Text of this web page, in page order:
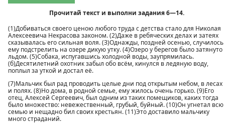
Прочитай текст и выполни задания 6—14.
(1)Добиваться своего ценою любого труда с детства стало для Николая
Алексеевича Некрасова законом. (2)Даже в ребяческих делах и затеях
сказывалась его сильная воля. (З)Однажды, поздней осенью, случилось
ему подстрелить на озере дикую утку. (4)Озеро у берегов было затянуто
льдом. (5)Собака, испугавшись холодной воды, заупрямилась.
(б)Десятилетний охотник забыл обо всём, кинулся в ледяную воду,
поплыл за уткой и достал её.
(7)Мальчик был рад проводить целые дни под открытым небом, в лесах
и полях. (8)Но дома, в родной семье, ему жилось очень горько. (9)Его
отец, Алексей Сергеевич, был одним из таких помещиков, каких тогда
было множество: невежественный, грубый, буйный. (10)Он угнетал всю
семью и нещадно бил своих крестьян. (11)Это доставило мальчику
много страданий.